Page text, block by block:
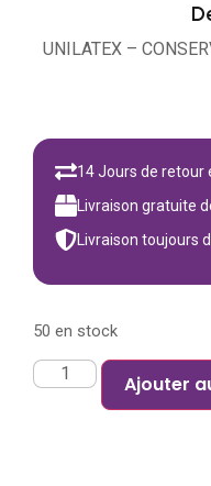
UNILATEX –
14 Jours de retour
Livraison gratuite
Livraison toujours
50 en stock
Ajouter